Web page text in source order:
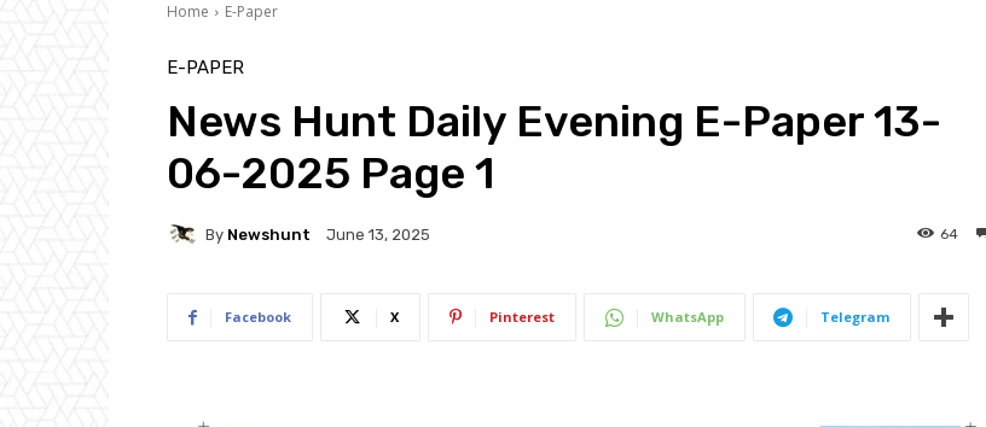
Home E-Paper
E-PAPER
News Hunt Daily Evening E-Paper 13-
06-2025 Page 1
By Newshunt June 13, 2025 64
Facebook X Pinterest WhatsApp Telegram